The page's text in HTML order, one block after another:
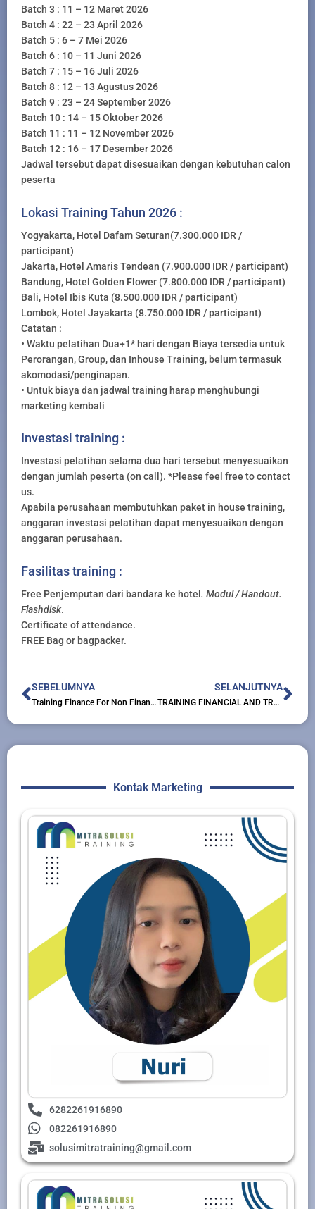
Batch 3 : 11 – 12 Maret 2026
Batch 4 : 22 – 23 April 2026
Batch 5 : 6 – 7 Mei 2026
Batch 6 : 10 – 11 Juni 2026
Batch 7 : 15 – 16 Juli 2026
Batch 8 : 12 – 13 Agustus 2026
Batch 9 : 23 – 24 September 2026
Batch 10 : 14 – 15 Oktober 2026
Batch 11 : 11 – 12 November 2026
Batch 12 : 16 – 17 Desember 2026
Jadwal tersebut dapat disesuaikan dengan kebutuhan calon
peserta
Lokasi Training Tahun 2026 :
Yogyakarta, Hotel Dafam Seturan(7.300.000 IDR /
participant)
Jakarta, Hotel Amaris Tendean (7.900.000 IDR / participant)
Bandung, Hotel Golden Flower (7.800.000 IDR / participant)
Bali, Hotel Ibis Kuta (8.500.000 IDR / participant)
Lombok, Hotel Jayakarta (8.750.000 IDR / participant)
Catatan :
• Waktu pelatihan Dua+1* hari dengan Biaya tersedia untuk
Perorangan, Group, dan Inhouse Training, belum termasuk
akomodasi/penginapan.
• Untuk biaya dan jadwal training harap menghubungi
marketing kembali
Investasi training :
Investasi pelatihan selama dua hari tersebut menyesuaikan
dengan jumlah peserta (on call). *Please feel free to contact
us.
Apabila perusahaan membutuhkan paket in house training,
anggaran investasi pelatihan dapat menyesuaikan dengan
anggaran perusahaan.
Fasilitas training :
Free Penjemputan dari bandara ke hotel . Modul / Handout.
Flashdisk.
Certificate of attendance.
FREE Bag or bagpacker.
Prev
SEBELUMNYA
Training Finance For Non Finance Executive
SELANJUTNYA
TRAINING FINANCIAL AND TREASURY ANALYST
Kontak Marketing
6282261916890
082261916890
solusimitratraining@gmail.com